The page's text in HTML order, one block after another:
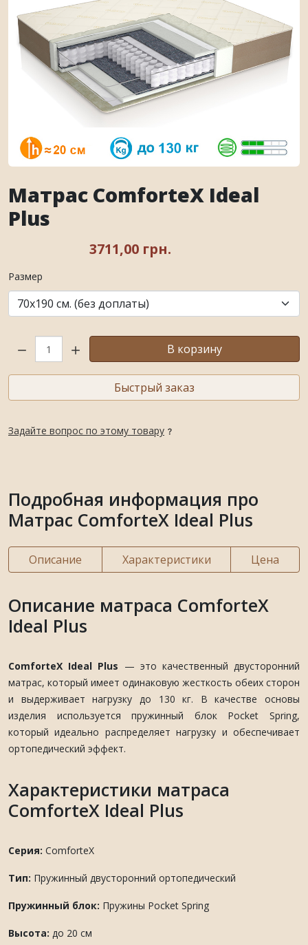
Матрас ComforteX Ideal
Plus
3711,00 грн.
Размер
В корзину
Быстрый заказ
Задайте вопрос по этому товару
Подробная информация про
Матрас ComforteX Ideal Plus
Описание Характеристики Цена
Описание матраса ComforteX
Ideal Plus
ComforteX Ideal Plus — это качественный двусторонний
матрас, который имеет одинаковую жесткость обеих сторон
и выдерживает нагрузку до 130 кг. В качестве основы
изделия используется пружинный блок Pocket Spring,
который идеально распределяет нагрузку и обеспечивает
ортопедический эффект.
Характеристики матраса
ComforteX Ideal Plus
Серия: ComforteX
Тип: Пружинный двусторонний ортопедический
Пружинный блок: Пружины Pocket Spring
Высота: до 20 см